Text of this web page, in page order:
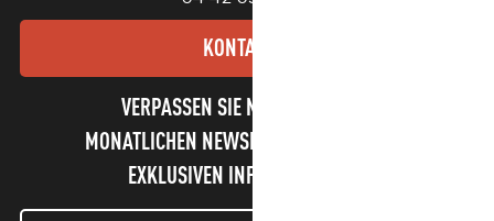
KONTAKT
VERPASSEN SIE NICHT UNSEREN
MONATLICHEN NEWSLETTER UND UNSERE
EXKLUSIVEN INFORMATIONEN!